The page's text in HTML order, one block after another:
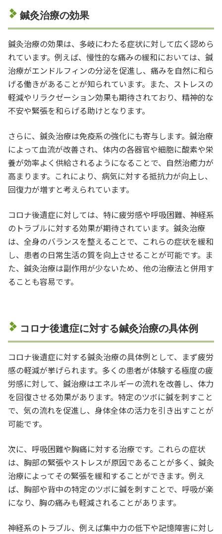
鍼灸治療の効果
鍼灸治療の効果は、多岐にわたる症状に対して広く認めら
れています。例えば、慢性的な痛みの緩和においては、鍼
治療がエンドルフィンの分泌を促進し、痛みを自然に和ら
げる働きがあることが知られています。また、ストレスの
軽減やリラクゼーション効果も期待されており、精神的な
不安や緊張を和らげる助けとなります。
さらに、鍼灸治療は免疫系の強化にも寄与します。鍼治療
によって血流が改善され、体内の各器官や細胞に酸素や栄
養が効率よく供給されるようになることで、自然治癒力が
高まります。これにより、病気に対する抵抗力が向上し、
回復力が増すと考えられています。
コロナ後遺症に対しては、特に疲労感や呼吸困難、神経系
のトラブルに対する効果が期待されています。鍼灸治療
は、全身のバランスを整えることで、これらの症状を緩和
し、患者の日常生活の質を向上させることが可能です。ま
た、鍼灸治療は副作用が少ないため、他の治療法と併用す
ることも容易です。
コロナ後遺症に対する鍼灸治療の具体例
コロナ後遺症に対する鍼灸治療の具体例として、まず疲労
感の軽減が挙げられます。多くの患者が体験する極度の疲
労感に対して、鍼治療はエネルギーの流れを改善し、体力
を回復させる効果があります。特定のツボに鍼を刺すこと
で、気の流れを促進し、身体全体の活力を引き出すことが
可能です。
次に、呼吸困難や胸痛に対する治療です。これらの症状
は、胸部の緊張やストレスが原因であることが多く、鍼灸
治療によってその緊張を緩和することができます。例え
ば、胸部や背中の特定のツボに鍼を刺すことで、呼吸が楽
になり、胸の痛みも軽減されることがあります。
神経系のトラブル、例えば集中力の低下や記憶障害に対し